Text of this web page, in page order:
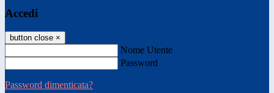
Accedi
button close ×
Nome Utente
Password
Password dimenticata?